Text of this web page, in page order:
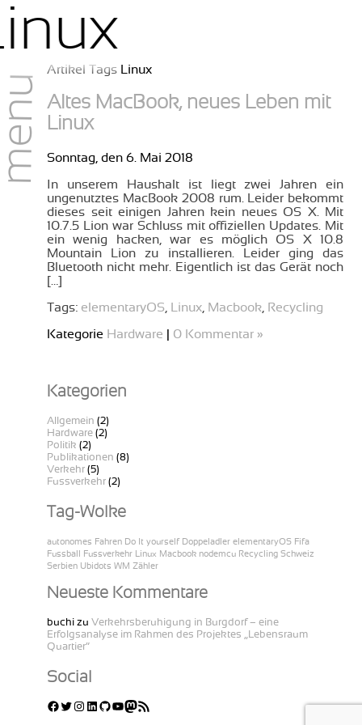
Artikel Tags Linux
Altes MacBook, neues Leben mit
Linux
Sonntag, den 6. Mai 2018
In unserem Haushalt ist liegt zwei Jahren ein
ungenutztes MacBook 2008 rum. Leider bekommt
dieses seit einigen Jahren kein neues OS X. Mit
10.7.5 Lion war Schluss mit offiziellen Updates. Mit
ein wenig hacken, war es möglich OS X 10.8
Mountain Lion zu installieren. Leider ging das
Bluetooth nicht mehr. Eigentlich ist das Gerät noch
Tags: elementaryOS Linux Macbook Recycling
Kategorie Hardware 0 Kommentar »
Kategorien
Allgemein (2)
Hardware (2)
Politik (2)
Publikationen (8)
Verkehr (5)
Fussverkehr (2)
Tag-Wolke
autonomes Fahren Do It yourself Doppeladler elementaryOS Fifa
Fussball
Fussverkehr Linux Macbook nodemcu Recycling Schweiz
Serbien Ubidots WM Zähler
Neueste Kommentare
buchi zu Verkehrsberuhigung in Burgdorf – eine
Erfolgsanalyse im Rahmen des Projektes „Lebensraum
Quartier“
Social
Facebook
Twitter
Instagram
LinkedIn
GitHub
YouTube
Mastodon
RSS-Feed